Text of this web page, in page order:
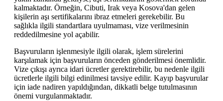
kalmaktadır. Örneğin, Cibuti, Irak veya Kosova'dan gelen
kişilerin aşı sertifikalarını ibraz etmeleri gerekebilir. Bu
sağlıkla ilgili standartlara uyulmaması, vize verilmesinin
reddedilmesine yol açabilir.
Başvuruların işlenmesiyle ilgili olarak, işlem sürelerini
karşılamak için başvuruların önceden gönderilmesi önemlidir.
Vize çıkışı ayrıca idari ücretler gerektirebilir, bu nedenle ilgili
ücretlerle ilgili bilgi edinilmesi tavsiye edilir. Kayıp başvurular
için iade nadiren yapıldığından, dikkatli belge tutulmasının
önemi vurgulanmaktadır.